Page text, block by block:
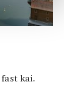
kai.